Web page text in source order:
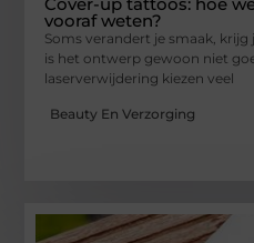
vooraf weten?
Soms verandert je smaak,
is het ontwerp gewoon niet
laserverwijdering kiezen veel
Beauty En Verzorging